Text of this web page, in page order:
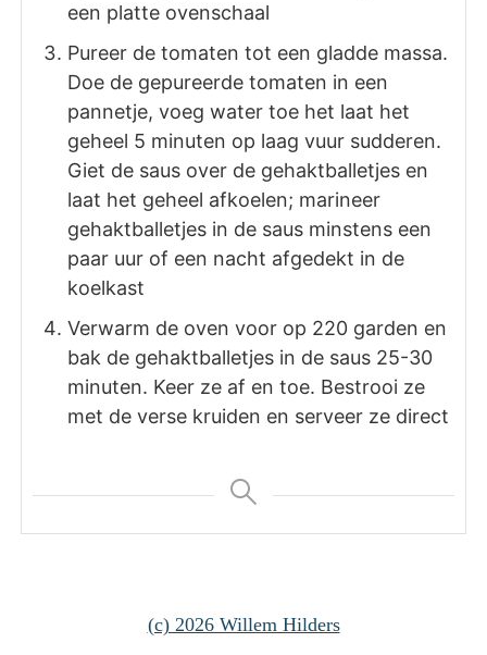
een platte ovenschaal
Pureer de tomaten tot een gladde massa.
Doe de gepureerde tomaten in een
pannetje, voeg water toe het laat het
geheel 5 minuten op laag vuur sudderen.
Giet de saus over de gehaktballetjes en
laat het geheel afkoelen; marineer
gehaktballetjes in de saus minstens een
paar uur of een nacht afgedekt in de
koelkast
Verwarm de oven voor op 220 garden en
bak de gehaktballetjes in de saus 25-30
minuten. Keer ze af en toe. Bestrooi ze
met de verse kruiden en serveer ze direct
(c) 2026 Willem Hilders